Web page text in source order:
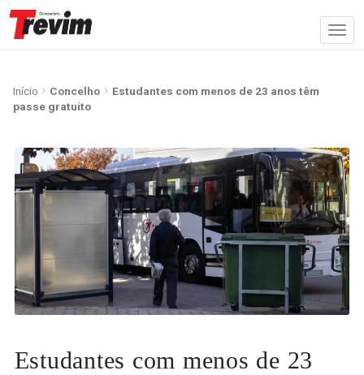
Início Concelho
Estudantes com menos de 23 anos têm
passe gratuito
Estudantes com menos de 23